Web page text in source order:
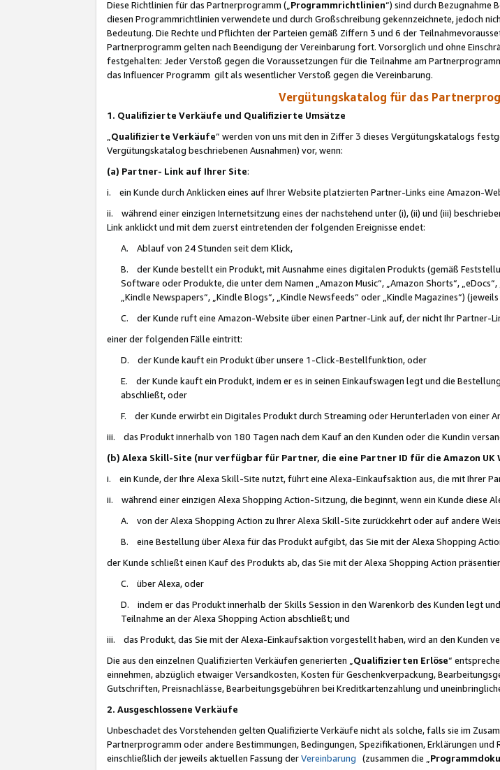
Diese Richtlinien für das Partnerprogramm („Programmrichtlinien“) sind durch Bezugnahme
diesen Programmrichtlinien verwendete und durch Großschreibung gekennzeichnete, jedoch
Bedeutung. Die Rechte und Pflichten der Parteien gemäß Ziffern 3 und 6 der
Partnerprogramm gelten nach Beendigung der Vereinbarung fort. Vorsorglich und ohne
festgehalten: Jeder Verstoß gegen die Voraussetzungen für die Teilnahme am
das Influencer Programm gilt als wesentlicher Verstoß gegen die Vereinbarung.
Vergütungskatalog für das
1. Qualifizierte Verkäufe und Qualifizierte Umsätze
Qualifizierte Verkäufe“ werden von uns mit den in Ziffer 3 dieses Vergütungskatalogs
Vergütungskatalog beschriebenen Ausnahmen) vor, wenn:
(a) Partner- Link auf Ihrer Site:
i. ein Kunde durch Anklicken eines auf Ihrer Website platzierten Partner-Links eine Amazon-
ii. während einer einzigen Internetsitzung eines der nachstehend unter (i), (ii) und (iii)
Link anklickt und mit dem zuerst eintretenden der folgenden Ereignisse endet:
A. Ablauf von 24 Stunden seit dem Klick,
B. der Kunde bestellt ein Produkt, mit Ausnahme eines digitalen Produkts (gemäß
Software oder Produkte, die unter dem Namen „Amazon Music“, „Amazon Shorts“,
„Kindle Newspapers“, „Kindle Blogs“, „Kindle Newsfeeds“ oder „Kindle Magazines“) (jeweils
C. der Kunde ruft eine Amazon-Website über einen Partner-Link auf, der nicht Ihr Partner-
einer der folgenden Fälle eintritt:
D. der Kunde kauft ein Produkt über unsere 1-Click-Bestellfunktion, oder
E. der Kunde kauft ein Produkt, indem er es in seinen Einkaufswagen legt und die
abschließt, oder
F. der Kunde erwirbt ein Digitales Produkt durch Streaming oder Herunterladen von einer
iii. das Produkt innerhalb von 180 Tagen nach dem Kauf an den Kunden oder die Kundin
(b) Alexa Skill-Site (nur verfügbar für Partner, die eine Partner ID für die Amazon
i. ein Kunde, der Ihre Alexa Skill-Site nutzt, führt eine Alexa-Einkaufsaktion aus, die mit Ihrer
ii. während einer einzigen Alexa Shopping Action-Sitzung, die beginnt, wenn ein Kunde diese
A. von der Alexa Shopping Action zu Ihrer Alexa Skill-Site zurückkehrt oder auf andere
B. eine Bestellung über Alexa für das Produkt aufgibt, das Sie mit der Alexa Shopping
der Kunde schließt einen Kauf des Produkts ab, das Sie mit der Alexa Shopping Action
C. über Alexa, oder
D. indem er das Produkt innerhalb der Skills Session in den Warenkorb des Kunden legt
Teilnahme an der Alexa Shopping Action abschließt; und
iii. das Produkt, das Sie mit der Alexa-Einkaufsaktion vorgestellt haben, wird an den Kunden
Die aus den einzelnen Qualifizierten Verkäufen generierten „ Qualifizierten Erlöse“
einnehmen, abzüglich etwaiger Versandkosten, Kosten für Geschenkverpackung,
Gutschriften, Preisnachlässe, Bearbeitungsgebühren bei Kreditkartenzahlung und
2. Ausgeschlossene Verkäufe
Unbeschadet des Vorstehenden gelten Qualifizierte Verkäufe nicht als solche, falls sie im
Partnerprogramm oder andere Bestimmungen, Bedingungen, Spezifikationen, Erklärungen
einschließlich der jeweils aktuellen Fassung derVereinbarung (zusammen die „